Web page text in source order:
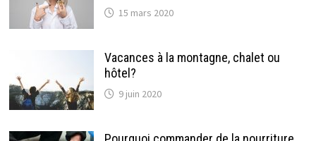
15 mars 2020
Vacances à la montagne, chalet ou
hôtel?
9 juin 2020